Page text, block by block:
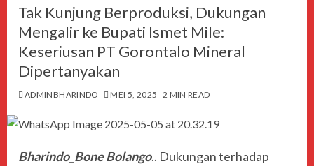
Tak Kunjung Berproduksi, Dukungan
Mengalir ke Bupati Ismet Mile:
Keseriusan PT Gorontalo Mineral
Dipertanyakan
ADMINBHARINDO MEI 5, 2025 2 MIN READ
Bharindo_Bone Bolango.. Dukungan terhadap